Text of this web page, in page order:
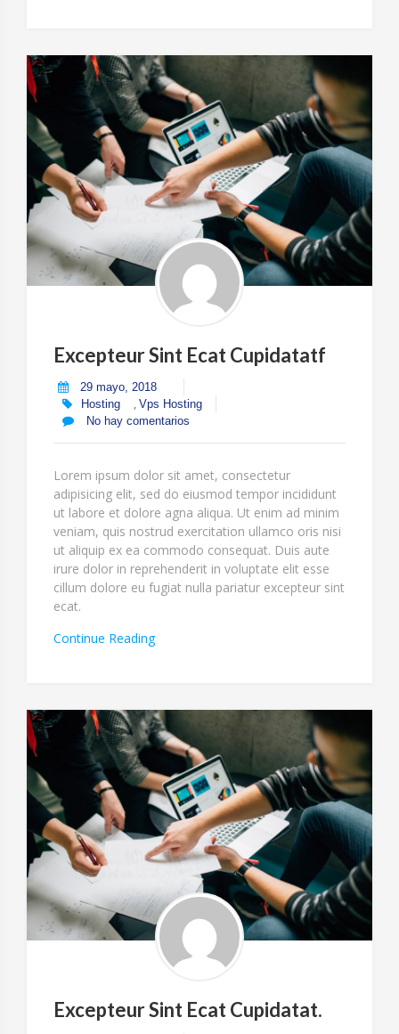
Excepteur Sint Ecat Cupidatatf
29 mayo, 2018
Hosting
, Vps Hosting
No hay comentarios
Lorem ipsum dolor sit amet, consectetur
adipisicing elit, sed do eiusmod tempor incididunt
ut labore et dolore agna aliqua. Ut enim ad minim
veniam, quis nostrud exercitation ullamco oris nisi
ut aliquip ex ea commodo consequat. Duis aute
irure dolor in reprehenderit in voluptate elit esse
cillum dolore eu fugiat nulla pariatur excepteur sint
ecat.
Continue Reading“Excepteur
Excepteur Sint Ecat Cupidatat.